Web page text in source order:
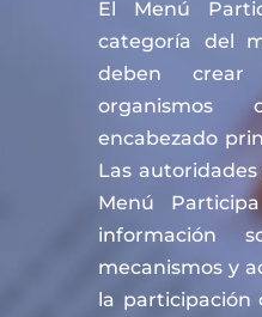
El Menú
categoría del
deben
encabezado
Las
Menú
información
mecanismos y
la participación